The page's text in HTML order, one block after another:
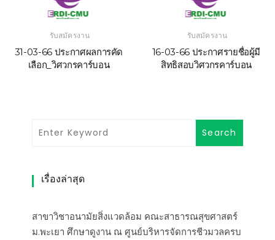
รับสมัครงาน
31-03-66 ประกาศผลการคัด
เลือก_วิศวกรคาร์บอน
รับสมัครงาน
16-03-66 ประกาศรายชื่อผู้มี
สิทธิสอบวิศวกรคาร์บอน
เรื่องล่าสุด
สาขาวิชาอนามัยสิ่งแวดล้อม คณะสาธารณสุขศาสตร์
ม.พะเยา ศึกษาดูงาน ณ ศูนย์บริหารจัดการชีวมวลครบ